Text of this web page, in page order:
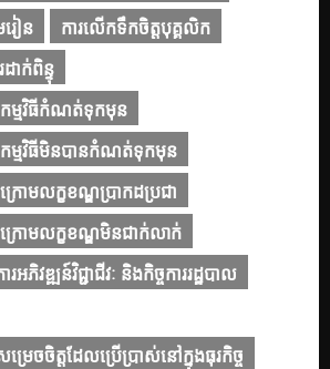
រៀន
ការលើកទឹកចិត្តបុគ្គលិក
ដាក់ពិន្ទុ
កម្មវិធីកំណត់ទុកមុន
កម្មវិធីមិនបានកំណត់ទុកមុន
រោមលក្ខខណ្ឌប្រាកដប្រជា
ក្រោមលក្ខខណ្ឌមិនជាក់លាក់
រអភិវឌ្ឍន៍វិជ្ជាជីវៈ និងកិច្ចការរដ្ឋបាល
ម្រេចចិត្តដែលប្រើប្រាស់នៅក្នុងធុរកិច្ច